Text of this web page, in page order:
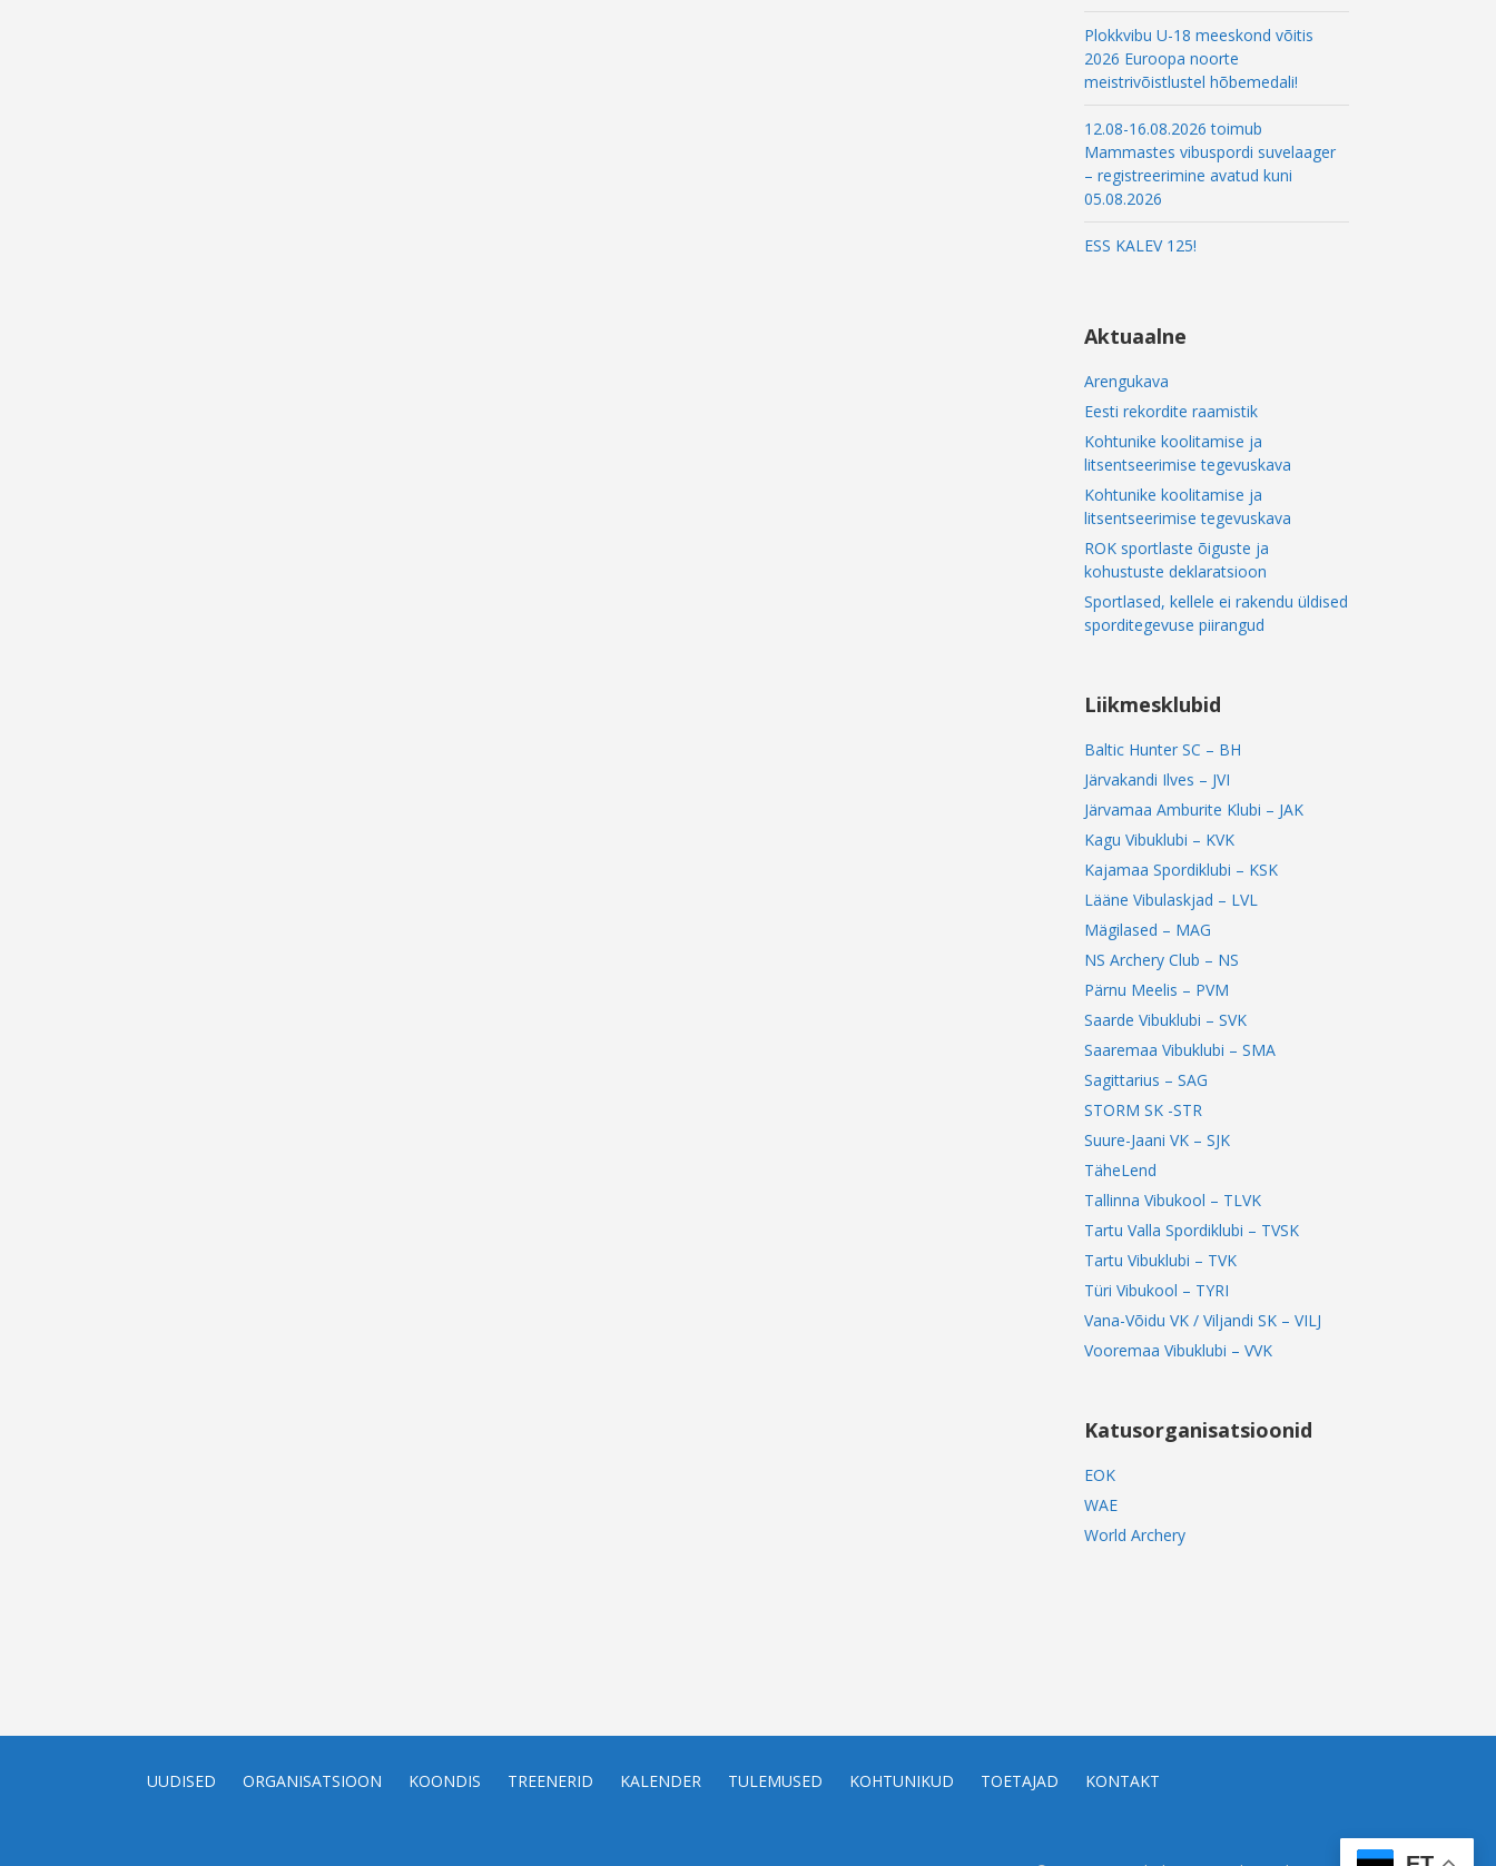
Plokkvibu U-18 meeskond võitis
2026 Euroopa noorte
meistrivõistlustel hõbemedali!
12.08-16.08.2026 toimub
Mammastes vibuspordi suvelaager
– registreerimine avatud kuni
05.08.2026
ESS KALEV 125!
Aktuaalne
Arengukava
Eesti rekordite raamistik
Kohtunike koolitamise ja
litsentseerimise tegevuskava
Kohtunike koolitamise ja
litsentseerimise tegevuskava
ROK sportlaste õiguste ja
kohustuste deklaratsioon
Sportlased, kellele ei rakendu üldised
sporditegevuse piirangud
Liikmesklubid
Baltic Hunter SC – BH
Järvakandi Ilves – JVI
Järvamaa Amburite Klubi – JAK
Kagu Vibuklubi – KVK
Kajamaa Spordiklubi – KSK
Lääne Vibulaskjad – LVL
Mägilased – MAG
NS Archery Club – NS
Pärnu Meelis – PVM
Saarde Vibuklubi – SVK
Saaremaa Vibuklubi – SMA
Sagittarius – SAG
STORM SK -STR
Suure-Jaani VK – SJK
TäheLend
Tallinna Vibukool – TLVK
Tartu Valla Spordiklubi – TVSK
Tartu Vibuklubi – TVK
Türi Vibukool – TYRI
Vana-Võidu VK / Viljandi SK – VILJ
Vooremaa Vibuklubi – VVK
Katusorganisatsioonid
EOK
WAE
World Archery
UUDISED ORGANISATSIOON KOONDIS TREENERID KALENDER TULEMUSED KOHTUNIKUD TOETAJAD KONTAKT